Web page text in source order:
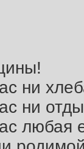
ни
ни
любая